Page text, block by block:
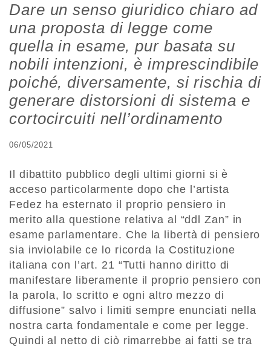
Dare un senso giuridico chiaro ad
una proposta di legge come
quella in esame, pur basata su
nobili intenzioni, è imprescindibile
poiché, diversamente, si rischia di
generare distorsioni di sistema e
cortocircuiti nell’ordinamento
06/05/2021
Il dibattito pubblico degli ultimi giorni si è
acceso particolarmente dopo che l’artista
Fedez ha esternato il proprio pensiero in
merito alla questione relativa al “ddl Zan” in
esame parlamentare. Che la libertà di pensiero
sia inviolabile ce lo ricorda la Costituzione
italiana con l’art. 21 “Tutti hanno diritto di
manifestare liberamente il proprio pensiero con
la parola, lo scritto e ogni altro mezzo di
diffusione” salvo i limiti sempre enunciati nella
nostra carta fondamentale e come per legge.
Quindi al netto di ciò rimarrebbe ai fatti se tra